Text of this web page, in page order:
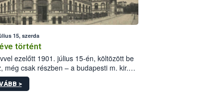
15, szerda
történt
ezelőtt 1901. július 15-én, költözött be
még csak részben – a budapesti m. kir.
állomás a Kis Rókus utca
alatti, Czigler Győző által tervezett új
>